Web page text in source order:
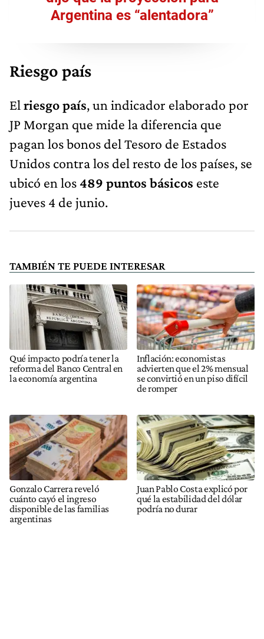
Argentina es “alentadora”
Riesgo país
El riesgo país, un indicador elaborado por
JP Morgan que mide la diferencia que
pagan los bonos del Tesoro de Estados
Unidos contra los del resto de los países, se
ubicó en los489 puntos básicos este
jueves 4 de junio.
TAMBIÉN TE PUEDE INTERESAR
Qué impacto podría tener la
reforma del Banco Central en
la economía argentina
Inflación: economistas
advierten que el 2% mensual
se convirtió en un piso difícil
de romper
Gonzalo Carrera reveló
cuánto cayó el ingreso
disponible de las familias
argentinas
Juan Pablo Costa explicó por
qué la estabilidad del dólar
podría no durar